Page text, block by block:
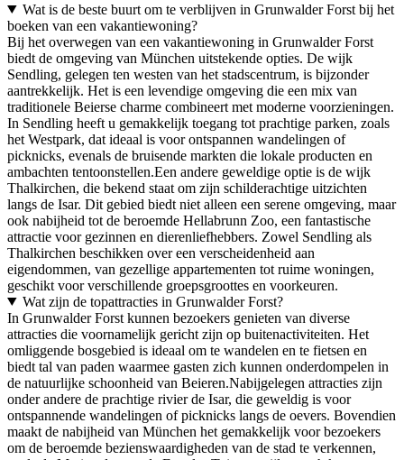
Wat is de beste buurt om te verblijven in Grunwalder Forst bij het
boeken van een vakantiewoning?
Bij het overwegen van een vakantiewoning in Grunwalder Forst
biedt de omgeving van München uitstekende opties. De wijk
Sendling, gelegen ten westen van het stadscentrum, is bijzonder
aantrekkelijk. Het is een levendige omgeving die een mix van
traditionele Beierse charme combineert met moderne voorzieningen.
In Sendling heeft u gemakkelijk toegang tot prachtige parken, zoals
het Westpark, dat ideaal is voor ontspannen wandelingen of
picknicks, evenals de bruisende markten die lokale producten en
ambachten tentoonstellen.Een andere geweldige optie is de wijk
Thalkirchen, die bekend staat om zijn schilderachtige uitzichten
langs de Isar. Dit gebied biedt niet alleen een serene omgeving, maar
ook nabijheid tot de beroemde Hellabrunn Zoo, een fantastische
attractie voor gezinnen en dierenliefhebbers. Zowel Sendling als
Thalkirchen beschikken over een verscheidenheid aan
eigendommen, van gezellige appartementen tot ruime woningen,
geschikt voor verschillende groepsgroottes en voorkeuren.
Wat zijn de topattracties in Grunwalder Forst?
In Grunwalder Forst kunnen bezoekers genieten van diverse
attracties die voornamelijk gericht zijn op buitenactiviteiten. Het
omliggende bosgebied is ideaal om te wandelen en te fietsen en
biedt tal van paden waarmee gasten zich kunnen onderdompelen in
de natuurlijke schoonheid van Beieren.Nabijgelegen attracties zijn
onder andere de prachtige rivier de Isar, die geweldig is voor
ontspannende wandelingen of picknicks langs de oevers. Bovendien
maakt de nabijheid van München het gemakkelijk voor bezoekers
om de beroemde bezienswaardigheden van de stad te verkennen,